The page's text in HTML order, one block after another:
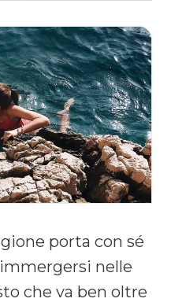
porta con sé
nelle
che va ben oltre